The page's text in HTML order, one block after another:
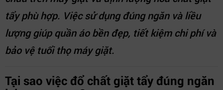
tẩy phù hợp. Việc sử dụng đúng ngăn và liều
lượng giúp quần áo bền đẹp, tiết kiệm chi phí và
bảo vệ tuổi thọ máy giặt.
Tại sao việc đổ chất giặt tẩy đúng ngăn